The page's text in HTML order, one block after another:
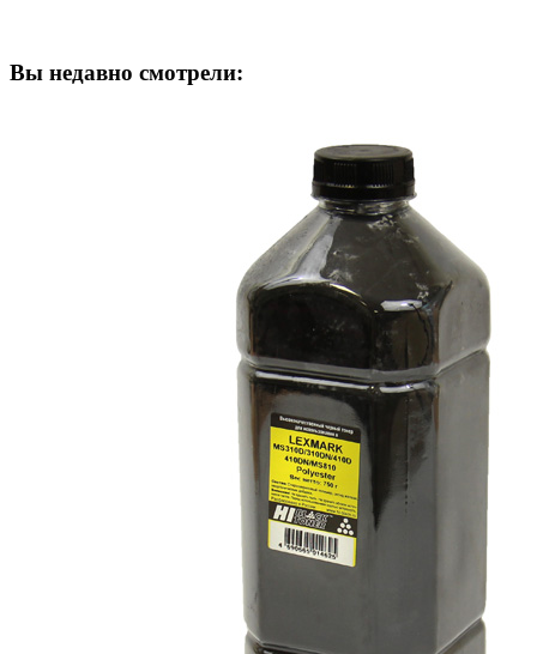
Вы недавно смотрели: